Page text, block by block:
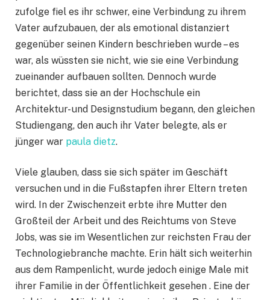
zufolge fiel es ihr schwer, eine Verbindung zu ihrem
Vater aufzubauen, der als emotional distanziert
gegenüber seinen Kindern beschrieben wurde – es
war, als wüssten sie nicht, wie sie eine Verbindung
zueinander aufbauen sollten. Dennoch wurde
berichtet, dass sie an der Hochschule ein
Architektur- und Designstudium begann, den gleichen
Studiengang, den auch ihr Vater belegte, als er
jünger war paula dietz.
Viele glauben, dass sie sich später im Geschäft
versuchen und in die Fußstapfen ihrer Eltern treten
wird. In der Zwischenzeit erbte ihre Mutter den
Großteil der Arbeit und des Reichtums von Steve
Jobs, was sie im Wesentlichen zur reichsten Frau der
Technologiebranche machte. Erin hält sich weiterhin
aus dem Rampenlicht, wurde jedoch einige Male mit
ihrer Familie in der Öffentlichkeit gesehen . Eine der